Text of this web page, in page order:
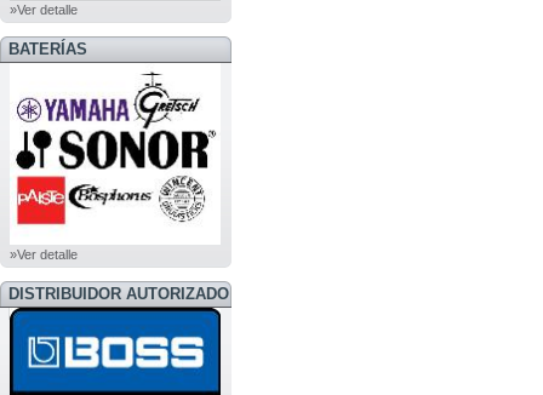
»Ver detalle
BATERÍAS
»Ver detalle
DISTRIBUIDOR AUTORIZADO
BOSS